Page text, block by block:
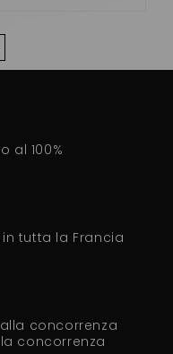
al 100%
tutta la Francia
concorrenza
concorrenza